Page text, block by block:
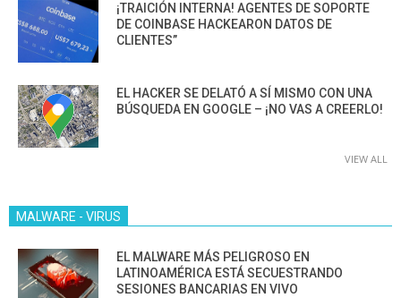
¡TRAICIÓN INTERNA! AGENTES DE SOPORTE
DE COINBASE HACKEARON DATOS DE
CLIENTES”
EL HACKER SE DELATÓ A SÍ MISMO CON UNA
BÚSQUEDA EN GOOGLE – ¡NO VAS A CREERLO!
VIEW ALL
MALWARE - VIRUS
EL MALWARE MÁS PELIGROSO EN
LATINOAMÉRICA ESTÁ SECUESTRANDO
SESIONES BANCARIAS EN VIVO